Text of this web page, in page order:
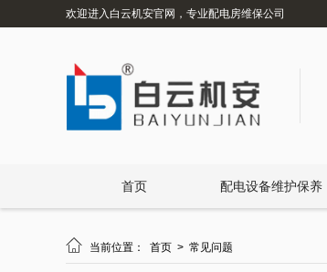
欢迎进入白云机安官网，专业配电房维保公司
首页 配电设备维护保养
 当前位置： 首页 > 常见问题